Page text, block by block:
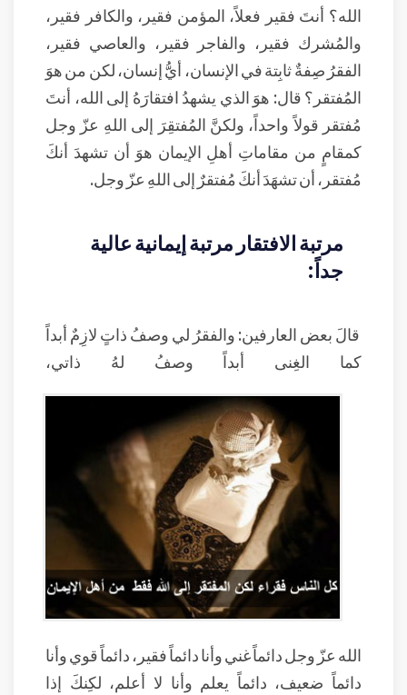
الله؟ أنتَ فقير فعلاً، المؤمن فقير، والكافر فقير،
والمُشرك فقير، والفاجر فقير، والعاصي فقير،
الفقرُ صِفةٌ ثابِتة في الإنسان، أيُّ إنسان، لكن من هوَ
المُفتقر؟ قال: هوَ الذي يشهدُ افتقارَهُ إلى الله، أنتَ
مُفتقر قولاً واحداً، ولكنَّ المُفتقِرَ إلى اللهِ عزّ وجل
كمقامٍ من مقاماتِ أهلِ الإيمان هوَ أن تشهدَ أنكَ
مُفتقر، أن تشهَدَ أنكَ مُفتقرٌ إلى اللهِ عزّ وجل.
مرتبة الافتقار مرتبة إيمانية عالية
جداً:
قالَ بعض العارفين: والفقرُ لي وصفُ ذاتٍ لازِمٌ أبداً
كما الغِنى أبداً وصفُ لهُ ذاتي،
الله عزّ وجل دائماً غني وأنا دائماً فقير، دائماً قوي وأنا
دائماً ضعيف، دائماً يعلم وأنا لا أعلم، لكِنكَ إذا